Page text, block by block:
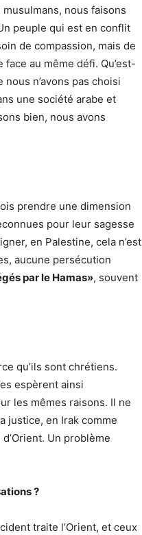
nous faisons
peuple qui est en conflit
de compassion, mais de
au même défi. Qu’est-
n’avons pas choisi
une société arabe et
bien, nous avons
prendre une dimension
pour leur sagesse
en Palestine, cela n’est
aucune persécution
par le Hamas», souvent
qu’ils sont chrétiens.
espèrent ainsi
les mêmes raisons. Il ne
justice, en Irak comme
Un problème
?
traite l’Orient, et ceux